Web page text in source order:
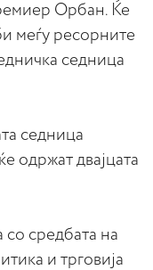
Орбан. Ќе
меѓу ресорните
седница
седница
одржат двајцата
со средбата на
и трговија